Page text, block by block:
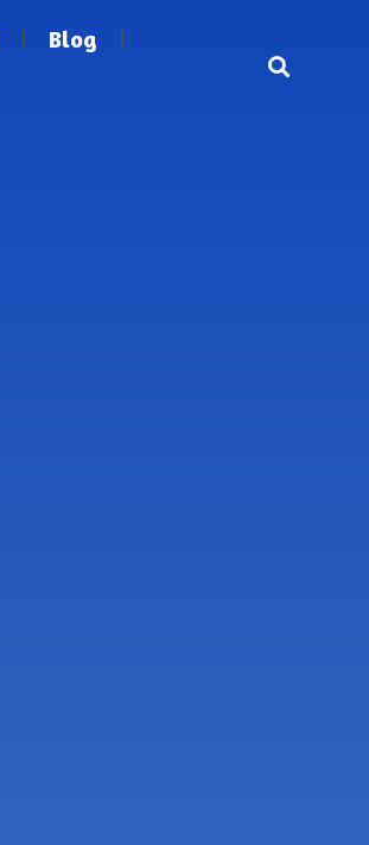
Blog